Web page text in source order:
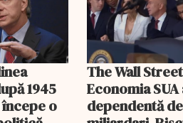
1945
o
The Wall
Economia
dependentă de